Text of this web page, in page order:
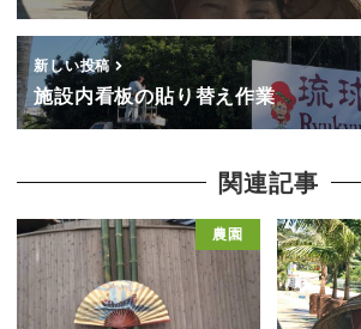
新しい投稿
施設内看板の貼り替え作業
関連記事
農園